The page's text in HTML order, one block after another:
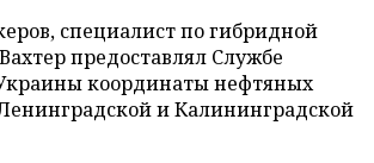
специалист по гибридной
предоставлял Службе
координаты нефтяных
и Калининградской